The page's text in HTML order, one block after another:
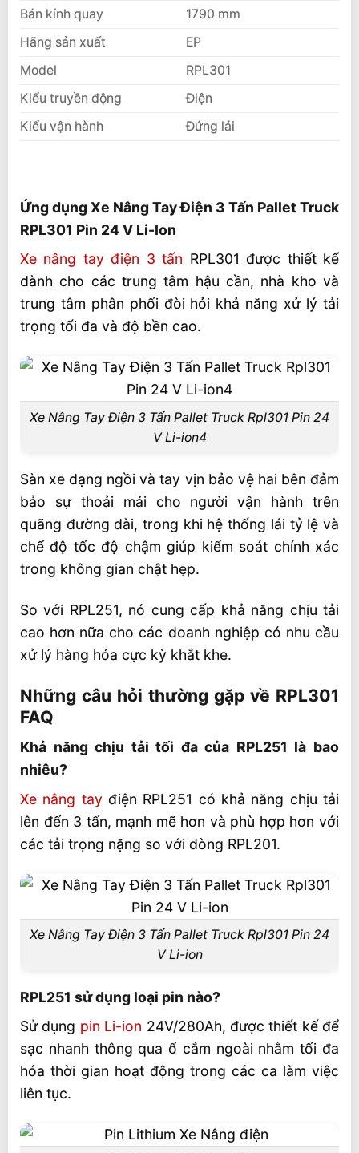
Bán kính quay
1790 mm
Hãng sản xuất
EP
Model
RPL301
Kiểu truyền động
Điện
Kiểu vận hành
Đứng lái
Ứng dụng Xe Nâng Tay Điện 3 Tấn Pallet Truck
RPL301 Pin 24 V Li-Ion
Xe nâng tay điện 3 tấn RPL301 được thiết kế
dành cho các trung tâm hậu cần, nhà kho và
trung tâm phân phối đòi hỏi khả năng xử lý tải
trọng tối đa và độ bền cao.
Xe Nâng Tay Điện 3 Tấn Pallet Truck Rpl301 Pin 24
V Li-ion4
Sàn xe dạng ngồi và tay vịn bảo vệ hai bên đảm
bảo sự thoải mái cho người vận hành trên
quãng đường dài, trong khi hệ thống lái tỷ lệ và
chế độ tốc độ chậm giúp kiểm soát chính xác
trong không gian chật hẹp.
So với RPL251, nó cung cấp khả năng chịu tải
cao hơn nữa cho các doanh nghiệp có nhu cầu
xử lý hàng hóa cực kỳ khắt khe.
Những câu hỏi thường gặp về RPL301
FAQ
Khả năng chịu tải tối đa của RPL251 là bao
nhiêu?
Xe nâng tay điện RPL251 có khả năng chịu tải
lên đến 3 tấn, mạnh mẽ hơn và phù hợp hơn với
các tải trọng nặng so với dòng RPL201.
Xe Nâng Tay Điện 3 Tấn Pallet Truck Rpl301 Pin 24
V Li-ion
RPL251 sử dụng loại pin nào?
Sử dụng pin Li-ion 24V/280Ah, được thiết kế để
sạc nhanh thông qua ổ cắm ngoài nhằm tối đa
hóa thời gian hoạt động trong các ca làm việc
liên tục.